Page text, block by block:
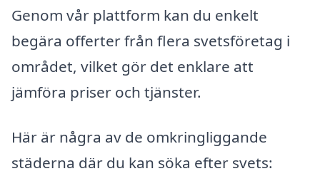
Genom vår plattform kan du enkelt
begära offerter från flera svetsföretag i
området, vilket gör det enklare att
jämföra priser och tjänster.
Här är några av de omkringliggande
städerna där du kan söka efter svets: